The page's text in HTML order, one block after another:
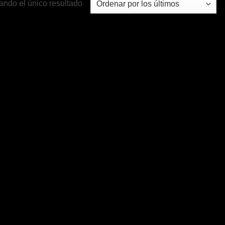
el único resultado